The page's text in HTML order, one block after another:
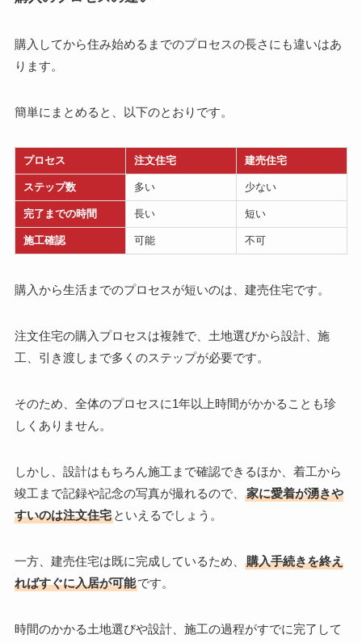
購入してから住み始めるまでのプロセスの長さにも違いはあ
ります。
簡単にまとめると、以下のとおりです。
プロセス 注文住宅 建売住宅
ステップ数 多い 少ない
完了までの時間 長い 短い
施工確認 可能 不可
購入から生活までのプロセスが短いのは、建売住宅です。
注文住宅の購入プロセスは複雑で、土地選びから設計、施
工、引き渡しまで多くのステップが必要です。
そのため、全体のプロセスに1年以上時間がかかることも珍
しくありません。
しかし、設計はもちろん施工まで確認できるほか、着工から
竣工まで記録や記念の写真が撮れるので、
家に愛着が湧きや
すいのは注文住宅といえるでしょう。
一方、建売住宅は既に完成しているため、
購入手続きを終え
ればすぐに入居が可能です。
時間のかかる土地選びや設計、施工の過程がすでに完了して